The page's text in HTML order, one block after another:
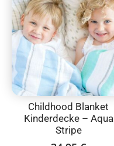
Childhood Blanket
Kinderdecke – Aqua
Stripe